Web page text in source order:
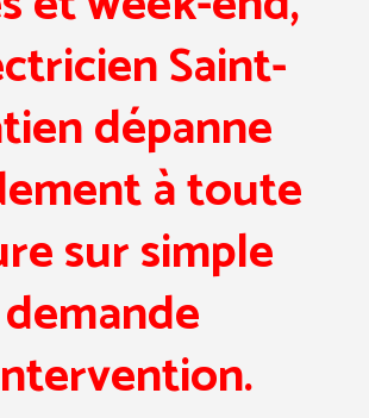
Saint-
dépanne
à toute
sur simple
demande